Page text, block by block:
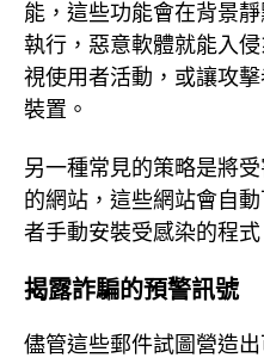
能，這些功能會在背景
執行，惡意軟體就能入
視使用者活動，或讓攻
裝置。
另一種常見的策略是將
的網站，這些網站會自
者手動安裝受感染的程式
揭露詐騙的預警訊號
儘管這些郵件試圖營造